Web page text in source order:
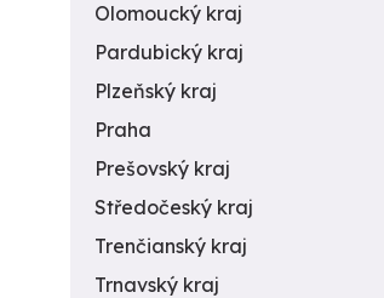
Olomoucký kraj
Pardubický kraj
Plzeňský kraj
Praha
Prešovský kraj
Středočeský kraj
Trenčianský kraj
Trnavský kraj